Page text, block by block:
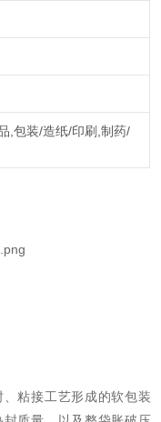
,包装/造纸/印刷,制药/
粘接工艺形成的软包装